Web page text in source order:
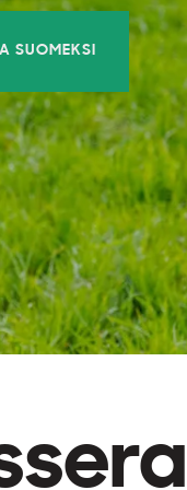
SUOMEKSI